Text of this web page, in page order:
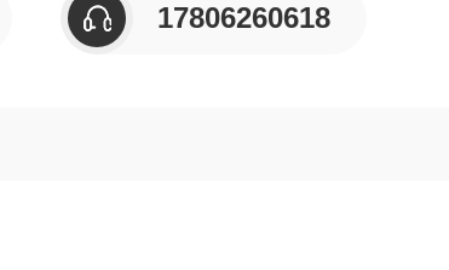
17806260618